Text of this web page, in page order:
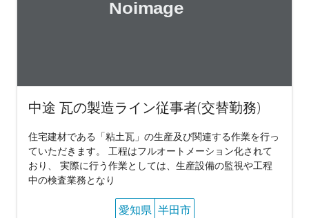
中途 瓦の製造ライン従事者(交替勤務)
住宅建材である「粘土瓦」の生産及び関連する作業を行っ
ていただきます。 工程はフルオートメーション化されて
おり、 実際に行う作業としては、生産設備の監視や工程
中の検査業務となり
愛知県 半田市